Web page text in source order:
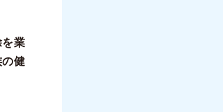
を業
健